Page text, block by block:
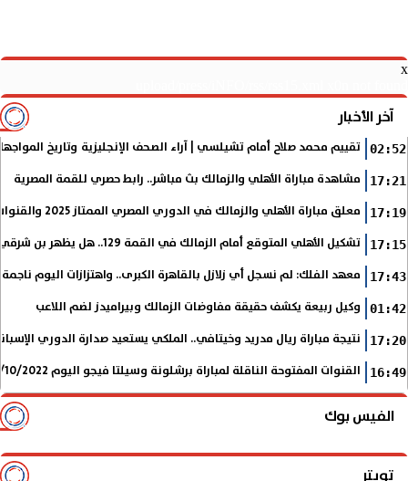
x
آخر الأخبار
02:52 تقييم محمد صلاح أمام تشيلسي | آراء الصحف الإنجليزية وتاريخ
17:21 مشاهدة مباراة الأهلي والزمالك بث مباشر.. رابط حصري للقمة المصرية
17:19 معلق مباراة الأهلي والزمالك في الدوري المصري الممتاز 2025 والقنوات الناقلة
17:15 تشكيل الأهلي المتوقع أمام الزمالك في القمة 129.. هل يظهر بن شرقي؟
17:43 معهد الفلك: لم نسجل أي زلازل بالقاهرة الكبرى.. واهتزازات اليوم
01:42 وكيل ربيعة يكشف حقيقة مفاوضات الزمالك وبيراميدز لضم اللاعب
17:20 نتيجة مباراة ريال مدريد وخيتافي.. الملكي يستعيد صدارة الدوري
16:49 القنوات المفتوحة الناقلة لمباراة برشلونة وسيلتا فيجو اليوم 9/10/2022 في الدوري الإسباني
الفيس بوك
تويتر